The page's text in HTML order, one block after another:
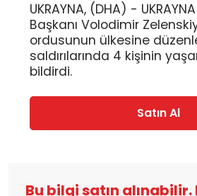
UKRAYNA, (DHA) -
Başkanı Volodimir
ordusunun ülkesine
saldırılarında 4 kişinin
bildirdi.
Satın Al
Bu bilgi satın